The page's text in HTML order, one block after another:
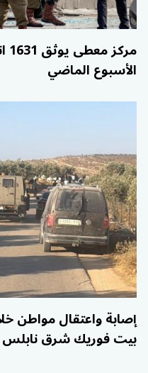
الأسبوع الماضي
إصابة واعتقال مواطن
بيت فوريك شرق